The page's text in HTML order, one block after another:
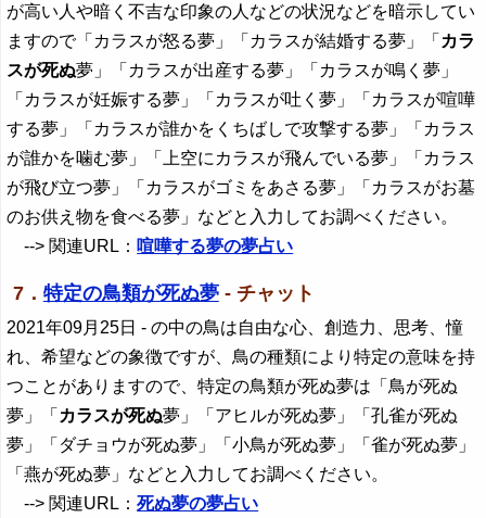
が高い人や暗く不吉な印象の人などの状況などを暗示してい
ますので「カラスが怒る夢」「カラスが結婚する夢」「 カラ
スが死ぬ夢」「カラスが出産する夢」「カラスが鳴く夢」
「カラスが妊娠する夢」「カラスが吐く夢」「カラスが喧嘩
する夢」「カラスが誰かをくちばしで攻撃する夢」「カラス
が誰かを噛む夢」「上空にカラスが飛んでいる夢」「カラス
が飛び立つ夢」「カラスがゴミをあさる夢」「カラスがお墓
のお供え物を食べる夢」などと入力してお調べください。
--> 関連URL： 喧嘩する夢の夢占い
7． 特定の鳥類が死ぬ夢- チャット
2021年09月25日 - の中の鳥は自由な心、創造力、思考、憧
れ、希望などの象徴ですが、鳥の種類により特定の意味を持
つことがありますので、特定の鳥類が死ぬ夢は「鳥が死ぬ
夢」「 カラスが死ぬ夢」「アヒルが死ぬ夢」「孔雀が死ぬ
夢」「ダチョウが死ぬ夢」「小鳥が死ぬ夢」「雀が死ぬ夢」
「燕が死ぬ夢」などと入力してお調べください。
--> 関連URL：死ぬ夢の夢占い